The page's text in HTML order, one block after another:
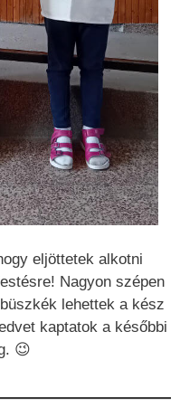
eljöttetek alkotni
Nagyon szépen
lehettek a kész
kaptatok a későbbi
😉